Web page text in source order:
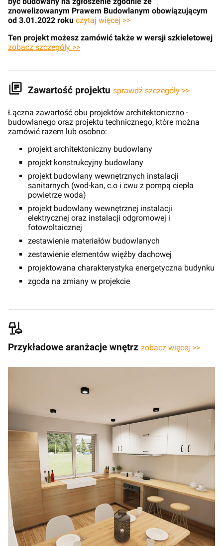
znowelizowanym Prawem Budowlanym obowiązującym
od 3.01.2022 roku czytaj więcej >>
Ten projekt możesz zamówić także w wersji szkieletowej
zobacz szczegóły >>
Zawartość projektu sprawdź szczegóły >>
Łączna zawartość obu projektów architektoniczno -
budowlanego oraz projektu technicznego, które można
zamówić razem lub osobno:
projekt architektoniczny budowlany
projekt konstrukcyjny budowlany
projekt budowlany wewnętrznych instalacji
sanitarnych (wod-kan, c.o i cwu z pompą ciepła
powietrze woda)
projekt budowlany wewnętrznej instalacji
elektrycznej oraz instalacji odgromowej i
fotowoltaicznej
zestawienie materiałów budowlanych
zestawienie elementów więźby dachowej
projektowana charakterystyka energetyczna budynku
zgoda na zmiany w projekcie
Przykładowe aranżacje wnętrz zobacz więcej >>